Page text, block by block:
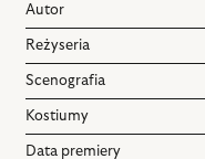
Autor
Reżyseria
Scenografia
Kostiumy
Data premiery